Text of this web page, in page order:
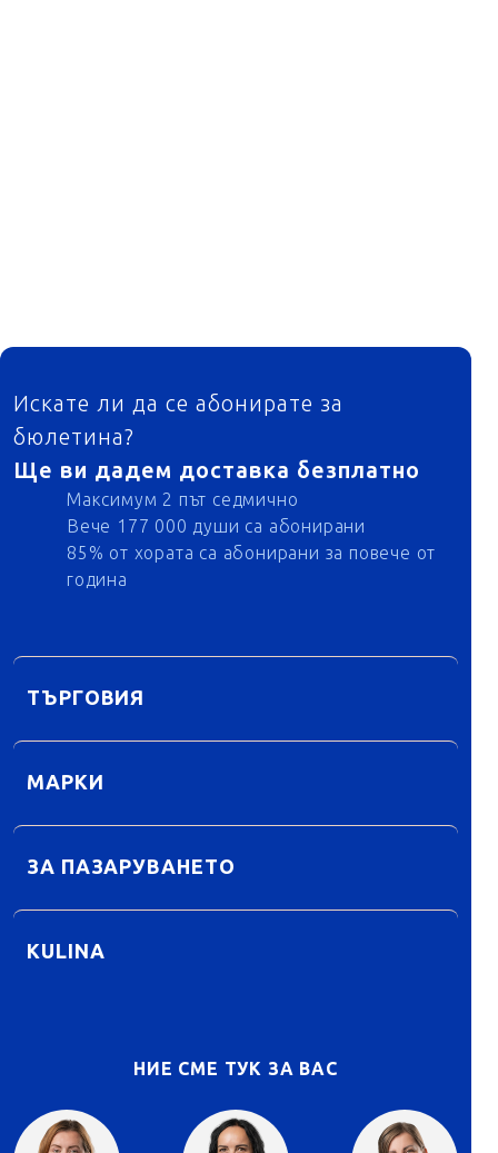
ФУТЕР
Искате ли да се абонирате за
бюлетина?
Ще ви дадем доставка безплатно
Максимум 2 път седмично
Вече 177 000 души са абонирани
85% от хората са абонирани за повече от
година
ТЪРГОВИЯ
МАРКИ
ЗА ПАЗАРУВАНЕТО
KULINA
НИЕ СМЕ ТУК ЗА ВАС